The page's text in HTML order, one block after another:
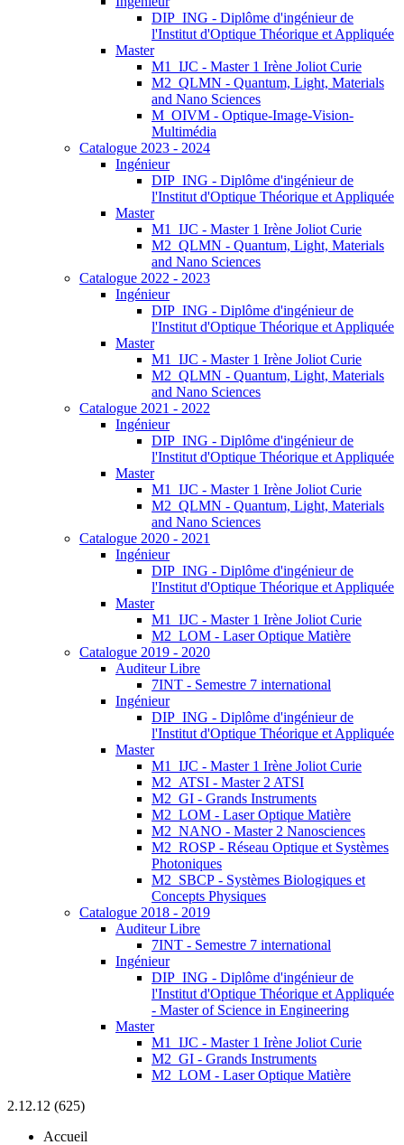
DIP_ING - Diplôme d'ingénieur de
l'Institut d'Optique Théorique et Appliquée
Master
M1_IJC - Master 1 Irène Joliot Curie
M2_QLMN - Quantum, Light, Materials
and Nano Sciences
M_OIVM - Optique-Image-Vision-
Multimédia
Catalogue 2023 - 2024
Ingénieur
DIP_ING - Diplôme d'ingénieur de
l'Institut d'Optique Théorique et Appliquée
Master
M1_IJC - Master 1 Irène Joliot Curie
M2_QLMN - Quantum, Light, Materials
and Nano Sciences
Catalogue 2022 - 2023
Ingénieur
DIP_ING - Diplôme d'ingénieur de
l'Institut d'Optique Théorique et Appliquée
Master
M1_IJC - Master 1 Irène Joliot Curie
M2_QLMN - Quantum, Light, Materials
and Nano Sciences
Catalogue 2021 - 2022
Ingénieur
DIP_ING - Diplôme d'ingénieur de
l'Institut d'Optique Théorique et Appliquée
Master
M1_IJC - Master 1 Irène Joliot Curie
M2_QLMN - Quantum, Light, Materials
and Nano Sciences
Catalogue 2020 - 2021
Ingénieur
DIP_ING - Diplôme d'ingénieur de
l'Institut d'Optique Théorique et Appliquée
Master
M1_IJC - Master 1 Irène Joliot Curie
M2_LOM - Laser Optique Matière
Catalogue 2019 - 2020
Auditeur Libre
7INT - Semestre 7 international
Ingénieur
DIP_ING - Diplôme d'ingénieur de
l'Institut d'Optique Théorique et Appliquée
Master
M1_IJC - Master 1 Irène Joliot Curie
M2_ATSI - Master 2 ATSI
M2_GI - Grands Instruments
M2_LOM - Laser Optique Matière
M2_NANO - Master 2 Nanosciences
M2_ROSP - Réseau Optique et Systèmes
Photoniques
M2_SBCP - Systèmes Biologiques et
Concepts Physiques
Catalogue 2018 - 2019
Auditeur Libre
7INT - Semestre 7 international
Ingénieur
DIP_ING - Diplôme d'ingénieur de
l'Institut d'Optique Théorique et Appliquée
- Master of Science in Engineering
Master
M1_IJC - Master 1 Irène Joliot Curie
M2_GI - Grands Instruments
M2_LOM - Laser Optique Matière
2.12.12 (625)
Accueil